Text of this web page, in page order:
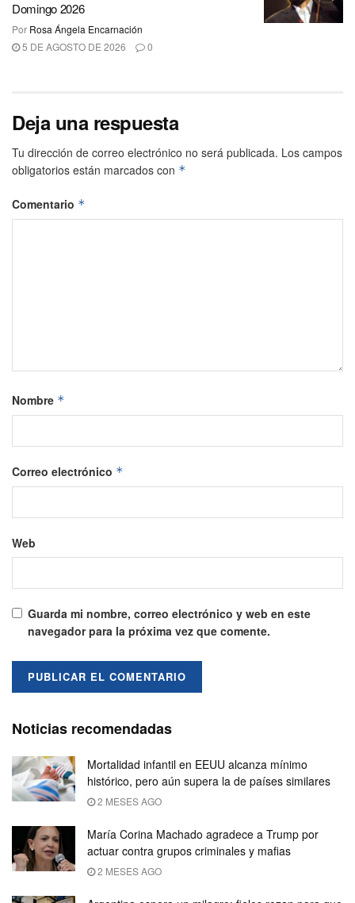
Domingo 2026
Por Rosa Ángela Encarnación
5 DE AGOSTO DE 2026
0
Deja una respuesta
Tu dirección de correo electrónico no será publicada. Los campos
obligatorios están marcados con *
Comentario *
Nombre *
Correo electrónico *
Web
Guarda mi nombre, correo electrónico y web en este
navegador para la próxima vez que comente.
Noticias recomendadas
Mortalidad infantil en EEUU alcanza mínimo
histórico, pero aún supera la de países similares
2 MESES AGO
María Corina Machado agradece a Trump por
actuar contra grupos criminales y mafias
2 MESES AGO